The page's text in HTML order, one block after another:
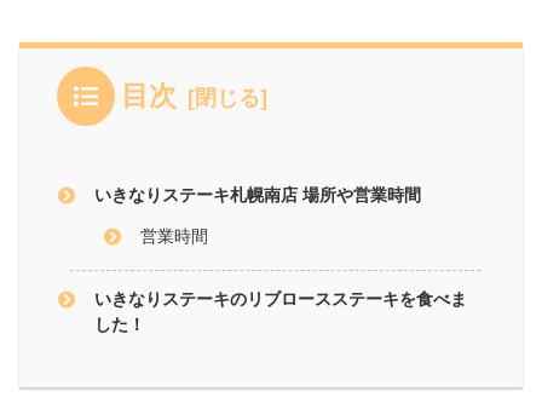
目次
いきなりステーキ札幌南店 場所や営業時間
営業時間
いきなりステーキのリブロースステーキを食べま
した！